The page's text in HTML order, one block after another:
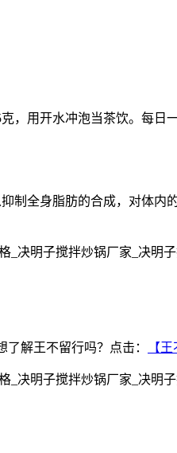
，用开水冲泡当茶饮。每
全身脂肪的合成，对体内
解王不留行吗？点击： 【